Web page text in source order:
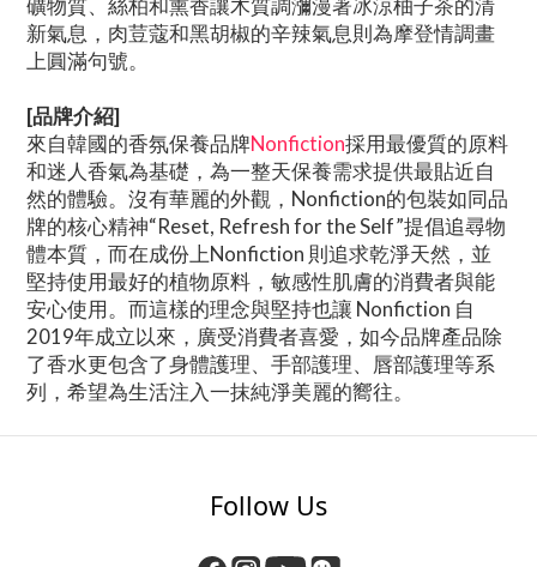
礦物質、絲柏和熏香讓木質調瀰漫著冰涼柚子茶的清
新氣息，肉荳蔻和黑胡椒的辛辣氣息則為摩登情調畫
上圓滿句號。
[品牌介紹]
來自韓國的香氛保養品牌Nonfiction採用最優質的原料
和迷人香氣為基礎，為一整天保養需求提供最貼近自
然的體驗。沒有華麗的外觀，Nonfiction的包裝如同品
牌的核心精神“Reset, Refresh for the Self”提倡追尋物
體本質，而在成份上Nonfiction 則追求乾淨天然，並
堅持使用最好的植物原料，敏感性肌膚的消費者與能
安心使用。而這樣的理念與堅持也讓 Nonfiction 自
2019年成立以來，廣受消費者喜愛，如今品牌產品除
了香水更包含了身體護理、手部護理、唇部護理等系
列，希望為生活注入一抹純淨美麗的嚮往。
Follow Us